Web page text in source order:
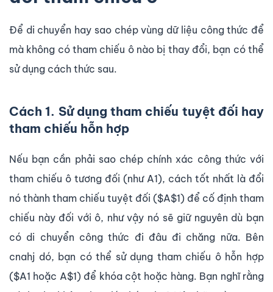
Để di chuyển hay sao chép vùng dữ liệu công thức để
mà không có tham chiếu ô nào bị thay đổi, bạn có thể
sử dụng cách thức sau.
Cách 1. Sử dụng tham chiếu tuyệt đối hay
tham chiếu hỗn hợp
Nếu bạn cần phải sao chép chính xác công thức với
tham chiếu ô tương đối (như A1), cách tốt nhất là đổi
nó thành tham chiếu tuyệt đối ($A$1) để cố định tham
chiếu này đối với ô, như vậy nó sẽ giữ nguyên dù bạn
có di chuyển công thức đi đâu đi chăng nữa. Bên
cnahj dó, bạn có thể sử dụng tham chiếu ô hỗn hợp
($A1 hoặc A$1) để khóa cột hoặc hàng. Bạn nghĩ rằng